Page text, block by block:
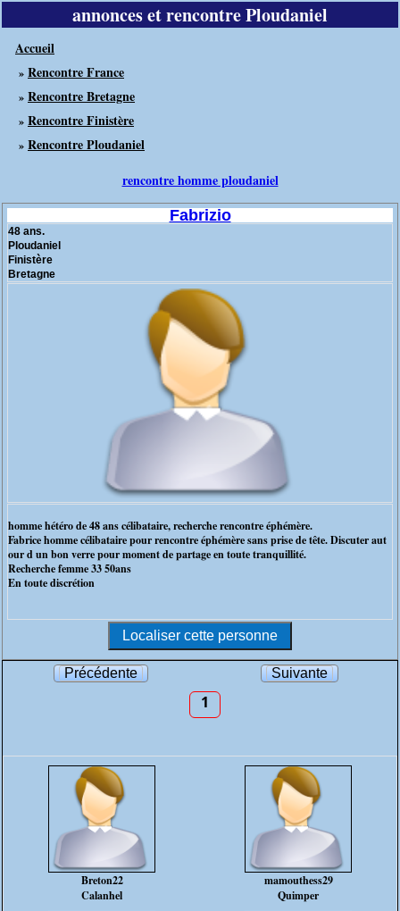
annonces et rencontre Ploudaniel
Accueil
» Rencontre France
» Rencontre Bretagne
» Rencontre Finistère
» Rencontre Ploudaniel
rencontre homme ploudaniel
Fabrizio
48 ans.
Ploudaniel
Finistère
Bretagne
homme hétéro de 48 ans célibataire, recherche rencontre éphémère.
Fabrice homme célibataire pour rencontre éphémère sans prise de tête. Discuter aut
our d un bon verre pour moment de partage en toute tranquillité.
Recherche femme 33 50ans
En toute discrétion
Précédente Suivante
1
Breton22
Calanhel
mamouthess29
Quimper